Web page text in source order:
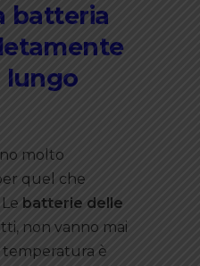
batteria
lungo
molto
quel che
batterie delle
non vanno mai
è